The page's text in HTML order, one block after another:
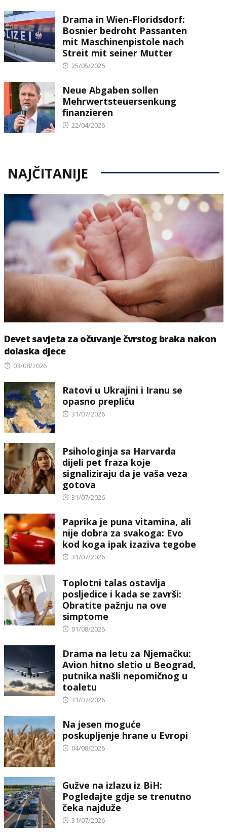
Drama in Wien-Floridsdorf:
Bosnier bedroht Passanten
mit Maschinenpistole nach
Streit mit seiner Mutter
Posted
25/05/2026
Neue Abgaben sollen
Mehrwertsteuersenkung
finanzieren
Posted
22/04/2026
NAJČITANIJE
Devet savjeta za očuvanje čvrstog braka nakon
dolaska djece
Posted
03/08/2026
Ratovi u Ukrajini i Iranu se
opasno prepliću
Posted
31/07/2026
Psihologinja sa Harvarda
dijeli pet fraza koje
signaliziraju da je vaša veza
gotova
Posted
31/07/2026
Paprika je puna vitamina, ali
nije dobra za svakoga: Evo
kod koga ipak izaziva tegobe
Posted
31/07/2026
Toplotni talas ostavlja
posljedice i kada se završi:
Obratite pažnju na ove
simptome
Posted
01/08/2026
Drama na letu za Njemačku:
Avion hitno sletio u Beograd,
putnika našli nepomičnog u
toaletu
Posted
31/07/2026
Na jesen moguće
poskupljenje hrane u Evropi
Posted
04/08/2026
Gužve na izlazu iz BiH:
Pogledajte gdje se trenutno
čeka najduže
Posted
31/07/2026